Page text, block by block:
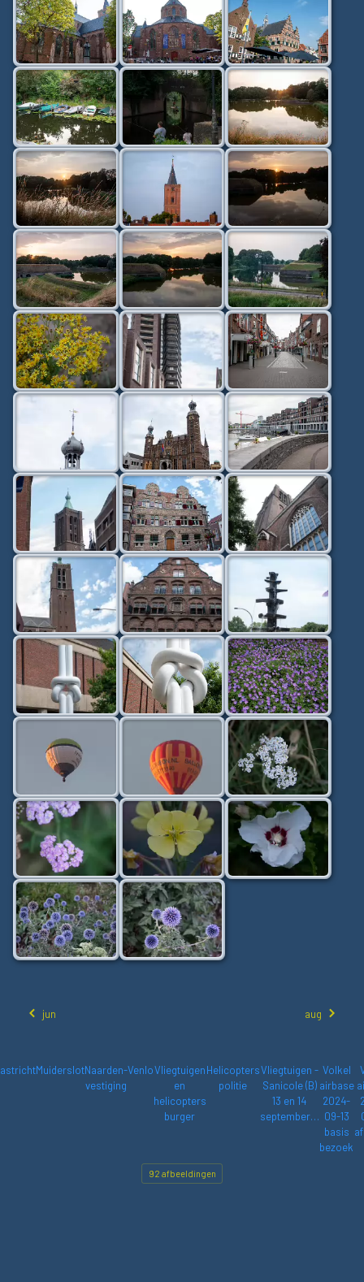
jun aug
MuiderslotNaarden-
vestiging
VenloVliegtuigen
en
helicopters
burger
Helicopters
politie
Vliegtuigen -
Sanicole (B)
13 en 14
september…
Volkel
airbase
2024-
09-13
basis
bezoek
92 afbeeldingen